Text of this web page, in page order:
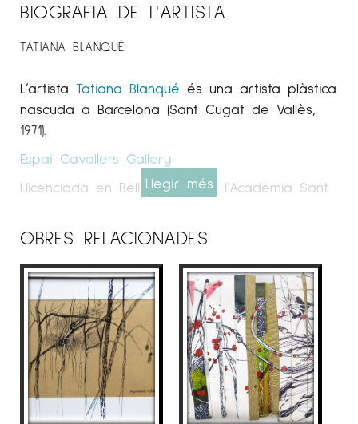
BIOGRAFIA DE L'ARTISTA
TATIANA BLANQUÉ
L’artista Tatiana Blanqué és una artista plàstica
nascuda a Barcelona (Sant Cugat de Vallès,
1971).
Espai Cavallers Gallery
Llicenciada en Belles Arts per l’Acadèmia Sant
dues dècades dedicada per complet a la
seva vocació. Ha obtingut una projecció tant
nacional com internacional. Ha exposat en
ciutats com Roma, Nova York, Amsterdam, París
i Andorra la Vella, així com a Barcelona, ​​
Girona, Lleida, Valencia, Pamplona, ​​Bilbao i
Madrid.
Descendent d’una família relacionada amb el
món de la moda, la fotografia i el disseny
Llegir més
OBRES RELACIONADES